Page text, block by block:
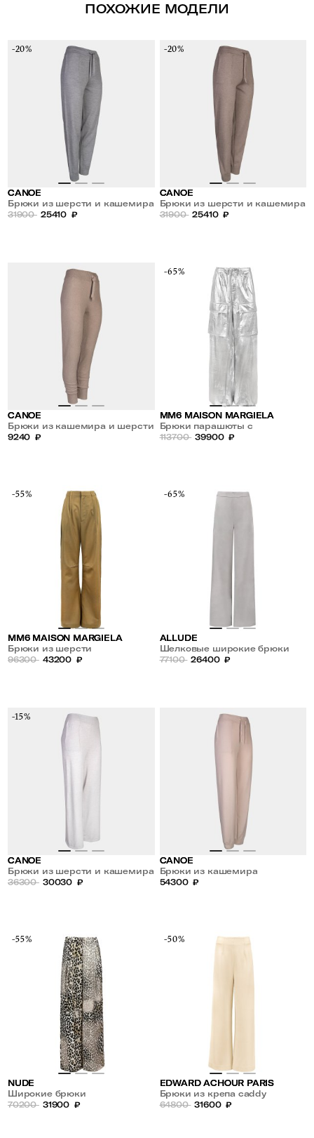
ПОХОЖИЕ МОДЕЛИ
-20%
CANOE
Брюки из шерсти и кашемира
31900 25410 ₽
-20%
CANOE
Брюки из шерсти и кашемира
31900 25410 ₽
CANOE
Брюки из кашемира и шерсти
9240 ₽
-65%
MM6 MAISON MARGIELA
Брюки парашюты с
накладными карманами
113700 39900 ₽
-55%
MM6 MAISON MARGIELA
Брюки из шерсти
96300 43200 ₽
-65%
ALLUDE
Шелковые широкие брюки
77100 26400 ₽
-15%
CANOE
Брюки из шерсти и кашемира
36300 30030 ₽
CANOE
Брюки из кашемира
54300 ₽
-55%
NUDE
Широкие брюки
70200 31900 ₽
-50%
EDWARD ACHOUR PARIS
Брюки из крепа caddy
64800 31600 ₽